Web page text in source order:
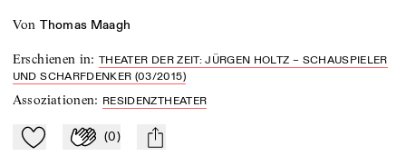
von Thomas Maagh
Erschienen in:THEATER DER ZEIT: JÜRGEN HOLTZ – SCHAUSPIELER
UND SCHARFDENKER (03/2015)
Assoziationen: RESIDENZTHEATER
Zu Mein-TdZ hinzufügen
Applaudieren
(0) mail